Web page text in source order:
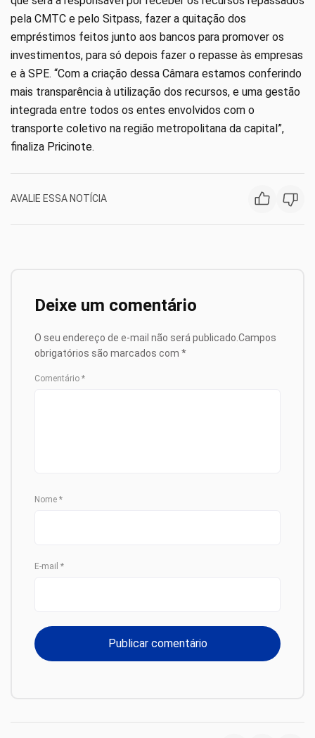
pela CMTC e pelo Sitpass, fazer a quitação dos
empréstimos feitos junto aos bancos para promover os
investimentos, para só depois fazer o repasse às empresas
e à SPE. “Com a criação dessa Câmara estamos conferindo
mais transparência à utilização dos recursos, e uma gestão
integrada entre todos os entes envolvidos com o
transporte coletivo na região metropolitana da capital”,
finaliza Pricinote.
AVALIE ESSA NOTÍCIA
Deixe um comentário
O seu endereço de e-mail não será publicado. Campos
obrigatórios são marcados com *
Comentário *
Nome *
E-mail *